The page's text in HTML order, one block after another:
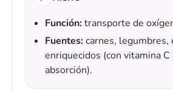
Función:transporte de
Fuentes:carnes, legumbres,
enriquecidos (con vitamina
absorción).